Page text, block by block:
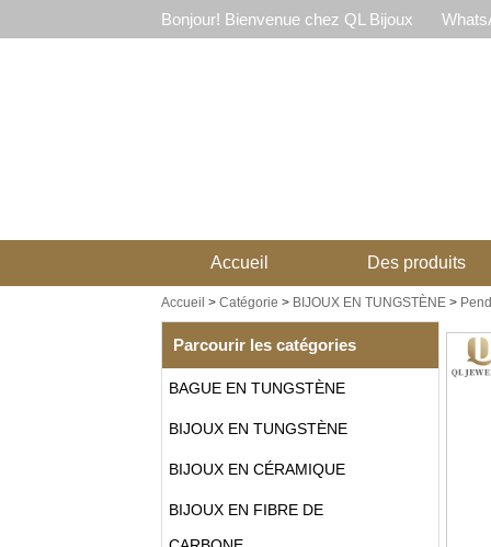
Bonjour! Bienvenue chez QL Bijoux
Accueil Des produits
Accueil > Catégorie > BIJOUX EN TUNGSTÈNE>
Parcourir les catégories
BAGUE EN TUNGSTÈNE
BIJOUX EN TUNGSTÈNE
BIJOUX EN CÉRAMIQUE
BIJOUX EN FIBRE DE